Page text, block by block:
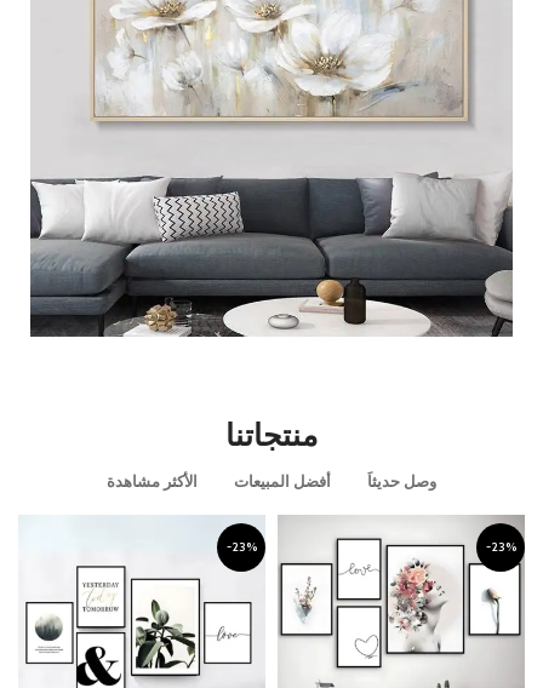
منتجاتنا
وصل حديثاَ أفضل المبيعات الأكثر مشاهدة
-23%
-23%